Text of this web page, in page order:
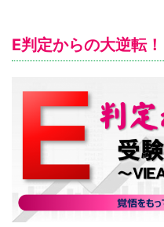
E判定からの大逆転！